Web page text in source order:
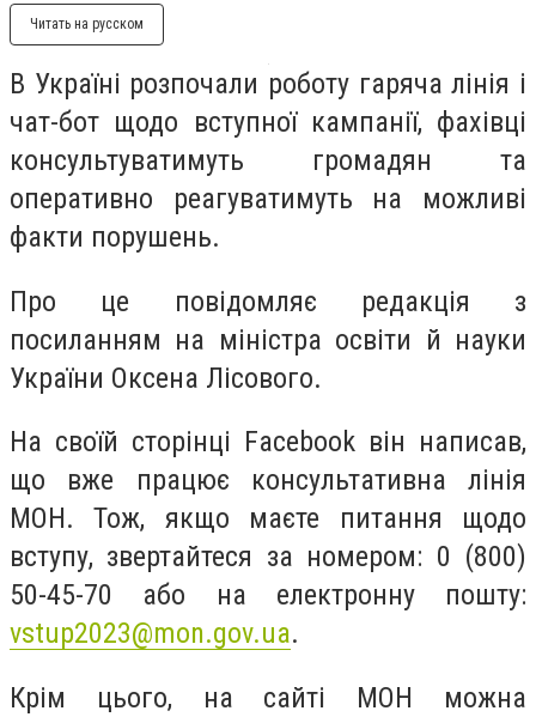
Читать на русском
В Україні розпочали роботу гаряча лінія і
чат-бот щодо вступної кампанії, фахівці
консультуватимуть громадян та
оперативно реагуватимуть на можливі
факти порушень.
Про це повідомляє редакція з
посиланням на міністра освіти й науки
України Оксена Лісового.
На своїй сторінці Facebook він написав,
що вже працює консультативна лінія
МОН. Тож, якщо маєте питання щодо
вступу, звертайтеся за номером: 0 (800)
50-45-70 або на електронну пошту:
vstup2023@mon.gov.ua.
Крім цього, на сайті МОН можна